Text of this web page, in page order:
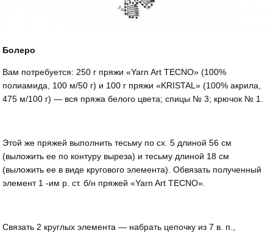
Болеро
Вам потребуется: 250 г пряжи «Yarn Art TECNO» (100%
полиамида, 100 м/50 г) и 100 г пряжи «KRISTAL» (100% акрила,
475 м/100 г) — вся пряжа белого цвета; спицы № 3; крючок № 1.
Этой же пряжей выполнить тесьму по сх. 5 длиной 56 см
(выложить ее по контуру выреза) и тесьму длиной 18 см
(выложить ее в виде кругового элемента). Обвязать полученный
элемент 1 -им р. ст. б/н пряжей «Yarn Art TECNO».
Связать 2 круглых элемента — набрать цепочку из 7 в. п.,